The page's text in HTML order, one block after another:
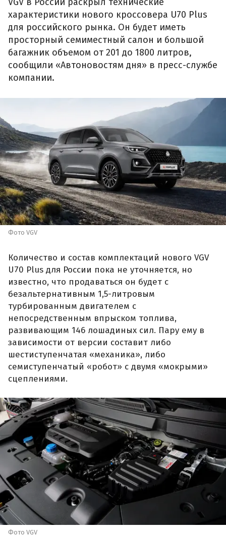
характеристики нового кроссовера U70 Plus
для российского рынка. Он будет иметь
просторный семиместный салон и большой
багажник объемом от 201 до 1800 литров,
сообщили «Автоновостям дня» в пресс-службе
компании.
Фото VGV
Количество и состав комплектаций нового VGV
U70 Plus для России пока не уточняется, но
известно, что продаваться он будет с
безальтернативным 1,5-литровым
турбированным двигателем с
непосредственным впрыском топлива,
развивающим 146 лошадиных сил. Пару ему в
зависимости от версии составит либо
шестиступенчатая «механика», либо
семиступенчатый «робот» с двумя «мокрыми»
сцеплениями.
Фото VGV